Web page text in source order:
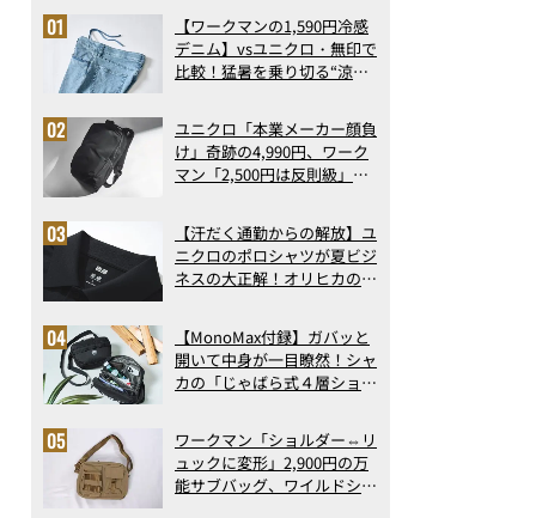
【ワークマンの1,590円冷感
デニム】vsユニクロ・無印で
比較！猛暑を乗り切る“涼感
で決定版
ユニクロ「本業メーカー顔負
け」奇跡の4,990円、ワーク
マン「2,500円は反則級」凄
ト3】（2026年6月版）
【汗だく通勤からの解放】ユ
ニクロのポロシャツが夏ビジ
ネスの大正解！オリヒカの透
アの実力
【MonoMax付録】ガバッと
開いて中身が一目瞭然！シャ
カの「じゃばら式４層ショル
った！
ワークマン「ショルダー⇔リ
ュックに変形」2,900円の万
能サブバッグ、ワイルドシン